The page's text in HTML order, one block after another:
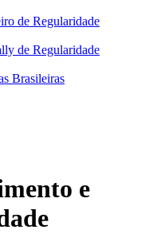
de Regularidade
de Regularidade
Brasileiras
e